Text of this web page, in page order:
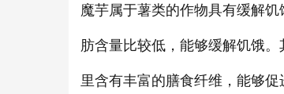
魔芋属于薯类的作物具有缓解
肪含量比较低，能够缓解饥饿
里含有丰富的膳食纤维，能够